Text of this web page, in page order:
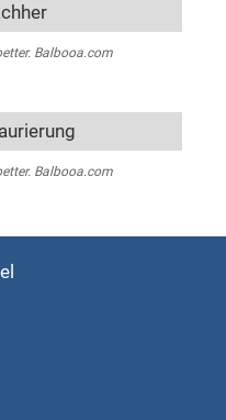
Balbooa.com
Balbooa.com